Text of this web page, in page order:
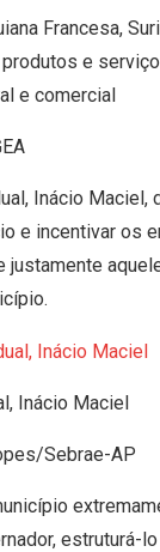
Francesa,
e
e comercial
Inácio Maciel,
e incentivar os
justamente
Inácio Maciel
Sebrae-AP
estruturá-